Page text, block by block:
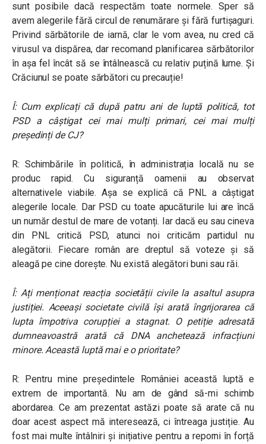
sunt posibile dacă respectăm toate normele. Sper să
avem alegerile fără circul de renumărare și fără furtișaguri.
Privind sărbătorile de iarnă, clar le vom avea, nu cred că
virusul va dispărea, dar recomand planificarea sărbătorilor
în așa fel încât să se întâlnească cu relativ puțină lume. Și
Crăciunul se poate sărbători cu precauție!
Î: Cum explicați că după patru ani de luptă politică, tot
PSD a câștigat cei mai mulți primari, cei mai mulți
președinți de CJ?
R: Schimbările în politică, în administrația locală nu se
produc rapid. Cu siguranță oamenii au observat
alternativele viabile. Așa se explică că PNL a câștigat
alegerile locale. Dar PSD cu toate apucăturile lui are încă
un număr destul de mare de votanți. Iar dacă eu sau cineva
din PNL critică PSD, atunci noi criticăm partidul nu
alegătorii. Fiecare român are dreptul să voteze și să
aleagă pe cine dorește. Nu există alegători buni sau răi.
Î: Ați menționat reacția societății civile la asaltul asupra
justiției. Aceeași societate civilă își arată îngrijorarea că
lupta împotriva corupției a stagnat. O petiție adresată
dumneavoastră arată că DNA anchetează infracțiuni
minore. Această luptă mai e o prioritate?
R: Pentru mine președintele României această luptă e
extrem de importantă. Nu am de gând să-mi schimb
abordarea. Ce am prezentat astăzi poate să arate că nu
doar acest aspect mă interesează, ci întreaga justiție. Au
fost mai multe întâlniri și inițiative pentru a reporni în forță